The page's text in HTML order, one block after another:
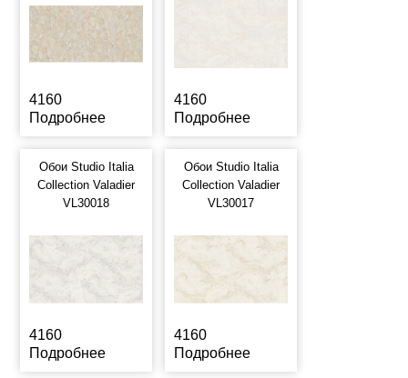
4160
Подробнее
4160
Подробнее
Обои Studio Italia
Collection Valadier
VL30018
4160
Подробнее
Обои Studio Italia
Collection Valadier
VL30017
4160
Подробнее